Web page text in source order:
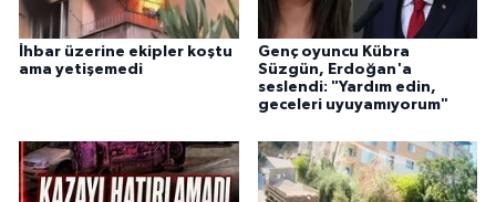
İhbar üzerine ekipler koştu
ama yetişemedi
Genç oyuncu Kübra
Süzgün, Erdoğan'a
seslendi: "Yardım edin,
geceleri uyuyamıyorum"